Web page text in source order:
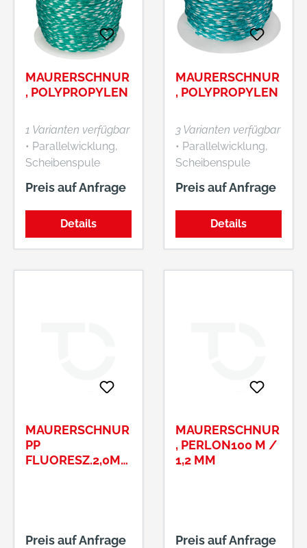
MAURERSCHNUR
, POLYPROPYLEN
1 Varianten verfügbar
• Parallelwicklung,
Scheibenspule
Preis auf Anfrage
Details
MAURERSCHNUR
, POLYPROPYLEN
3 Varianten verfügbar
• Parallelwicklung,
Scheibenspule
Preis auf Anfrage
Details
MAURERSCHNUR
PP
FLUORESZ.2,0MM
Preis auf Anfrage
MAURERSCHNUR
, PERLON100 M /
1,2 MM
Preis auf Anfrage